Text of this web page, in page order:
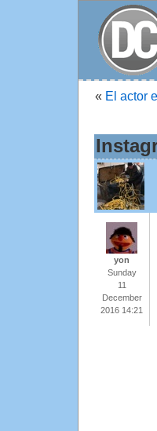
« El actor
yon
Sunday
11
December
2016 14:21